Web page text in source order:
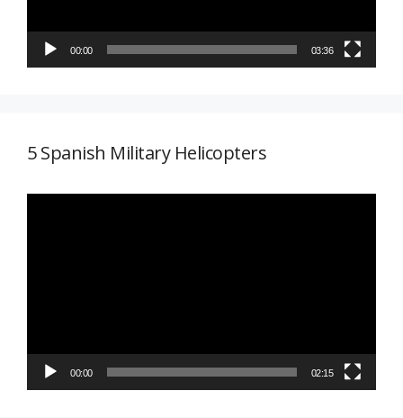
00:00 03:36
5 Spanish Military Helicopters
00:00 02:15